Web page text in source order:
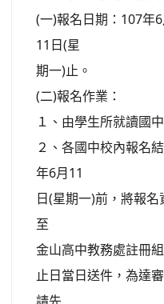
(一)報名日期：107年
11日(星
期一)止。
(二)報名作業：
１、由學生所就讀國
２、各國中校內報名
年6月11
日(星期一)前，將報
至
金山高中教務處註冊
止日當日送件，為達